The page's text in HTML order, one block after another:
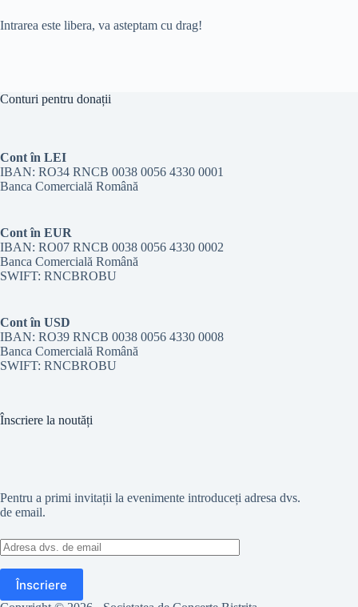
Intrarea este libera, va asteptam cu drag!
Conturi pentru donații
Cont în LEI
IBAN: RO34 RNCB 0038 0056 4330 0001
Banca Comercială Română
Cont în EUR
IBAN: RO07 RNCB 0038 0056 4330 0002
Banca Comercială Română
SWIFT: RNCBROBU
Cont în USD
IBAN: RO39 RNCB 0038 0056 4330 0008
Banca Comercială Română
SWIFT: RNCBROBU
Înscriere la noutăți
Pentru a primi invitații la evenimente introduceți adresa dvs.
de email.